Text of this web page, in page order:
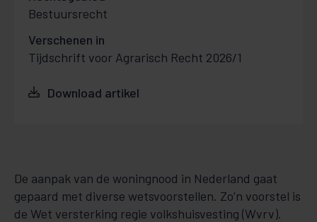
Bestuursrecht
Verschenen in
Tijdschrift voor Agrarisch Recht 2026/1
Download artikel
De aanpak van de woningnood in Nederland gaat
gepaard met diverse wetsvoorstellen. Zo’n voorstel is
de Wet versterking regie volkshuisvesting (Wvrv).